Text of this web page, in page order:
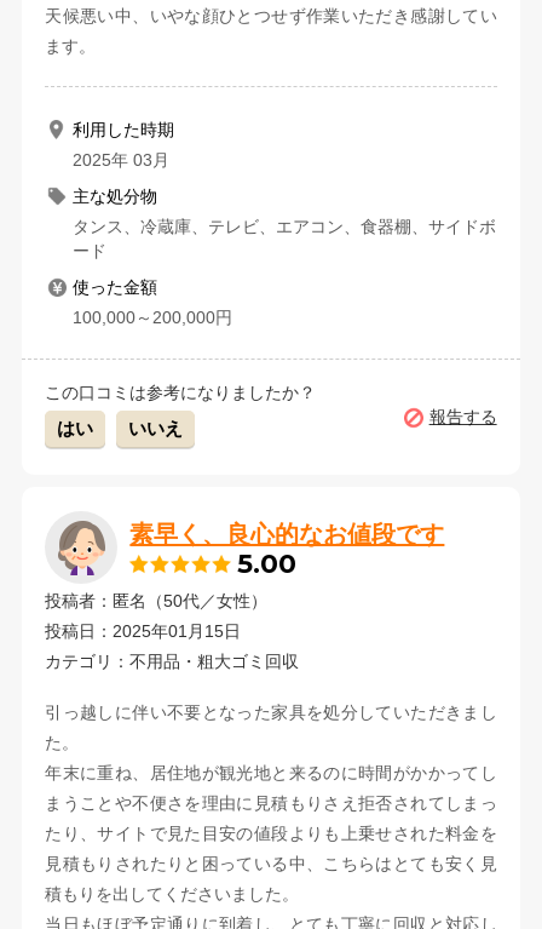
天候悪い中、いやな顔ひとつせず作業いただき感謝してい
ます。
利用した時期
2025年 03月
主な処分物
タンス、冷蔵庫、テレビ、エアコン、食器棚、サイドボ
ード
使った金額
100,000～200,000円
この口コミは参考になりましたか？
はい いいえ
報告する
素早く、良心的なお値段です
5.00
投稿者：匿名（50代／女性）
投稿日：2025年01月15日
カテゴリ：不用品・粗大ゴミ回収
引っ越しに伴い不要となった家具を処分していただきまし
た。
年末に重ね、居住地が観光地と来るのに時間がかかってし
まうことや不便さを理由に見積もりさえ拒否されてしまっ
たり、サイトで見た目安の値段よりも上乗せされた料金を
見積もりされたりと困っている中、こちらはとても安く見
積もりを出してくださいました。
当日もほぼ予定通りに到着し、とても丁寧に回収と対応し